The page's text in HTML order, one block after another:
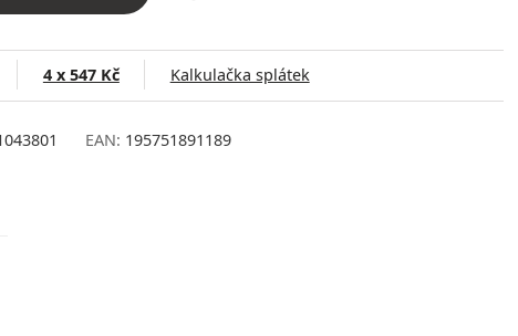
4 x 547 Kč Kalkulačka splátek
EAN: 195751891189